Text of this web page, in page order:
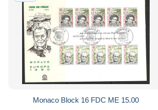
Monaco Block 16 FDC ME 15.00